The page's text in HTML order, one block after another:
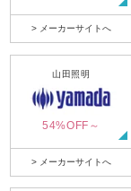
> メーカーサイトへ
山田照明
54%OFF～
> メーカーサイトへ